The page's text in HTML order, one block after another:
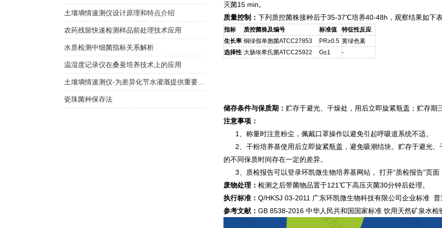
灭菌15 min。
质量控制： 下列质控菌株接种后于35-37℃培养40-48h，观察结果如下
指标 质控菌株及编号 标准值
特征性反应
生长率 铜绿假单胞菌ATCC27853 PR≥0.5 黄绿色素
选择性 大肠埃希氏菌ATCC25922 G≤1 -
储存条件与保质期： 贮存于避光、干燥处，用后立即旋紧瓶盖；贮存期
注意事项：
1、称量时注意粉尘，佩戴口罩操作以避免引起呼吸道系统不适。
2、干粉培养基使用后立即旋紧瓶盖，避免吸潮结块。贮存于避光、
的不同保质时间存在一定的差异。
3、质检报告可以登录环凯微生物培养基网站， 打开“质检报告"页面
废物处理： 检测之后带菌物品置于121℃下高压灭菌30分钟后处理。
执行标准： Q/HKSJ 03-2011 广东环凯微生物科技有限公司企业标准
参考文献： GB 8538-2016 中华人民共和国国家标准 饮用天然矿泉水检
土壤墒情速测仪设计原理和特点介绍
农药残留快速检测样品前处理技术应用
水质检测中细菌指标关系解析
温湿度记录仪在桑蚕培养技术上的应用
土壤墒情速测仪-为差异化节水灌溉提供重要依据
瓷珠菌种保存法